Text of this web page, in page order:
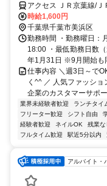
応ナシのメール・チャッ
アクセス ＪＲ京葉線/
ＪＲ総武本線 幕張南口
時給1,600円
千葉県千葉市美浜区
勤務時間 ・勤務曜日：
18:00 ・最低勤務日数
年1月31日 ※9月開始も
仕事内容 ＼週3日～で
く^^ ／ 人気ファッシ
企業のカスタマーサポ
業界未経験者歓迎 ランチタイ
フリーター歓迎
シフト自由
経験者歓迎
ネイルOK 残業な
フルタイム歓迎
駅近5分以内
アルバイト・